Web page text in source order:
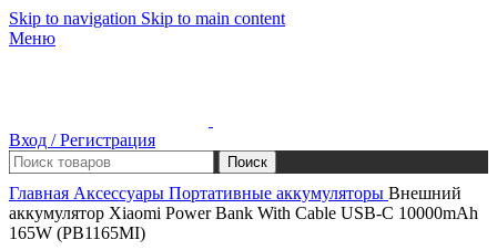
Skip to navigation Skip to main content
Меню
Вход / Регистрация
Поиск
Главная Аксессуары Портативные аккумуляторы Внешний
аккумулятор Xiaomi Power Bank With Cable USB-C 10000mAh
165W (PB1165MI)